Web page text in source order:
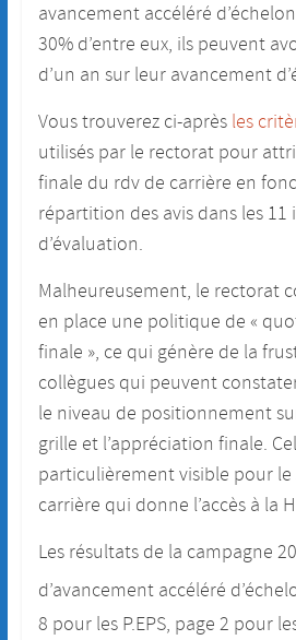
avancement accéléré
30% d’entre eux, ils peuvent
d’un an sur leur avancement
Vous trouverez ci-après les
utilisés par le rectorat pour
finale du rdv de carrière en
répartition des avis dans les 11
d’évaluation.
Malheureusement, le rectorat
en place une politique de «
finale », ce qui génère de la
collègues qui peuvent
le niveau de positionnement
grille et l’appréciation finale.
particulièrement visible pour le
carrière qui donne l’accès à la
Les résultats de la campagne
d’avancement accéléré
8 pour les P.EPS, page 2 pour